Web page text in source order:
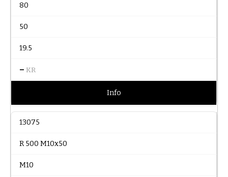
80
50
19.5
– KR
Info
13075
R 500 M10x50
M10